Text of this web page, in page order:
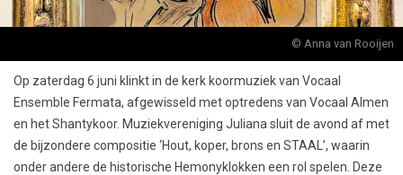
© Anna van Rooijen
Op zaterdag 6 juni klinkt in de kerk koormuziek van Vocaal
Ensemble Fermata, afgewisseld met optredens van Vocaal Almen
en het Shantykoor. Muziekvereniging Juliana sluit de avond af met
de bijzondere compositie ‘Hout, koper, brons en STAAL’, waarin
onder andere de historische Hemonyklokken een rol spelen. Deze